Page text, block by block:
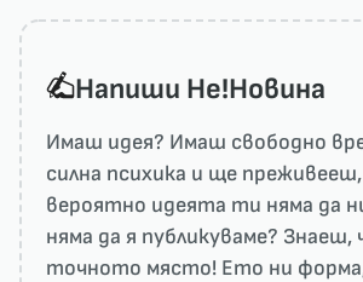
Напиши He!Новина
Имаш идея? Имаш свободно
силна психика и ще
вероятно идеята ти няма да
няма да я публикуваме? Знаеш,
точното място! Ето ни